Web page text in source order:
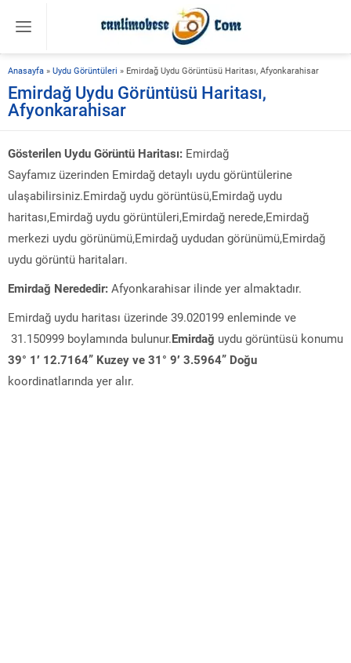
Anasayfa » Uydu Görüntüleri » Emirdağ Uydu Görüntüsü Haritası, Afyonkarahisar
Emirdağ Uydu Görüntüsü Haritası,
Afyonkarahisar
Gösterilen Uydu Görüntü Haritası: Emirdağ
Sayfamız üzerinden Emirdağ detaylı uydu görüntülerine
ulaşabilirsiniz.Emirdağ uydu görüntüsü,Emirdağ uydu
haritası,Emirdağ uydu görüntüleri,Emirdağ nerede,Emirdağ
merkezi uydu görünümü,Emirdağ uydudan görünümü,Emirdağ
uydu görüntü haritaları.
Emirdağ Nerededir: Afyonkarahisar ilinde yer almaktadır.
Emirdağ uydu haritası üzerinde 39.020199 enleminde ve
31.150999 boylamında bulunur.Emirdağ uydu görüntüsü konumu
39° 1′ 12.7164” Kuzey ve 31° 9′ 3.5964” Doğu
koordinatlarında yer alır.